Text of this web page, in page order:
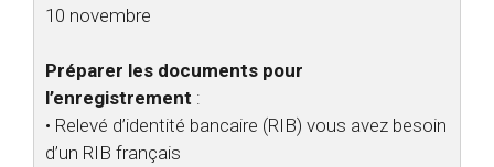
10 novembre
Préparer les documents pour
l’enregistrement :
• Relevé d’identité bancaire (RIB) vous avez besoin
d’un RIB français